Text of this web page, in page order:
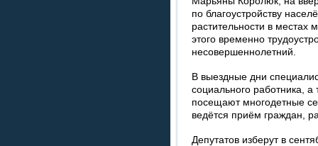
по благоустройству
растительности в
этого временно
несовершеннолетний.
В выездные дни
социального работника, а
посещают многодетные
ведётся приём граждан,
Депутатов изберут в